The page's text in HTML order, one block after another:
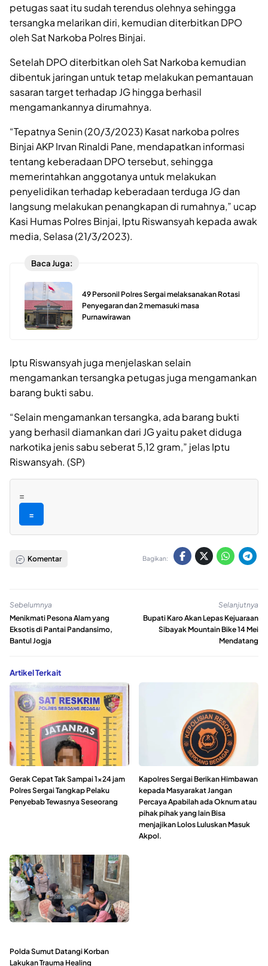
petugas saat itu sudah terendus olehnya sehingga
tersangka melarikan diri, kemudian diterbitkan DPO
oleh Sat Narkoba Polres Binjai.
Setelah DPO diterbitkan oleh Sat Narkoba kemudian
dibentuk jaringan untuk tetap melakukan pemantauan
sasaran target terhadap JG hingga berhasil
mengamankannya dirumahnya.
“Tepatnya Senin (20/3/2023) Kasat narkoba polres
Binjai AKP Irvan Rinaldi Pane, mendapatkan informasi
tentang keberadaan DPO tersebut, sehingga
memerintahkan anggotanya untuk melakukan
penyelidikan terhadap keberadaan terduga JG dan
langsung melakukan penangkapan di rumahnya,” ucap
Kasi Humas Polres Binjai, Iptu Riswansyah kepada awak
media, Selasa (21/3/2023).
Baca Juga:
49 Personil Polres Sergai melaksanakan Rotasi
Penyegaran dan 2 memasuki masa
Purnawirawan
Iptu Riswansyah juga menjelaskan selain
mengamankan tersangka petugas juga mengamankan
barang bukti sabu.
“Selain mengamankan tersangka, ada barang bukti
yang berhasil diamankan dari JG yaitu paket diduga
narkotika jenis sabu seberat 5,12 gram,” jelas Iptu
Riswansyah. (SP)
=
=
Komentar Bagikan:
Sebelumnya
Menikmati Pesona Alam yang
Eksotis di Pantai Pandansimo,
Bantul Jogja
Selanjutnya
Bupati Karo Akan Lepas Kejuaraan
Sibayak Mountain Bike 14 Mei
Mendatang
Artikel Terkait
Gerak Cepat Tak Sampai 1×24 jam
Polres Sergai Tangkap Pelaku
Penyebab Tewasnya Seseorang
Kapolres Sergai Berikan Himbawan
kepada Masyarakat Jangan
Percaya Apabilah ada Oknum atau
pihak pihak yang lain Bisa
menjajikan Lolos Luluskan Masuk
Akpol.
Polda Sumut Datangi Korban
Lakukan Trauma Healing